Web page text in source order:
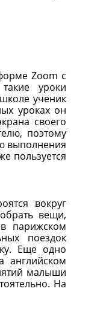
Zoom с
уроки
ученик
уроках он
своего
поэтому
выполнения
пользуется
вокруг
вещи,
парижском
поездок
Еще одно
английском
малыши
На